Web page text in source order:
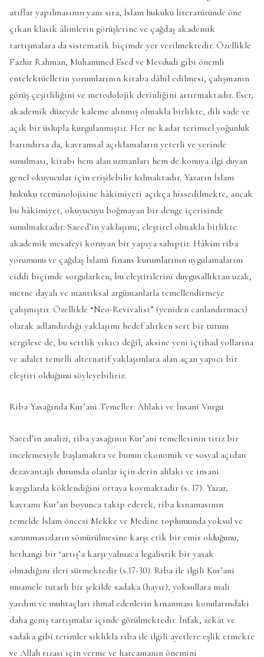
atıflar yapılmasının yanı sıra, İslam hukuku literatüründe öne
çıkan klasik âlimlerin görüşlerine ve çağdaş akademik
tartışmalara da sistematik biçimde yer verilmektedir. Özellikle
Fazlur Rahman, Muhammed Esed ve Mevdudi gibi önemli
entelektüellerin yorumlarının kitaba dâhil edilmesi, çalışmanın
görüş çeşitliliğini ve metodolojik derinliğini artırmaktadır. Eser,
akademik düzeyde kaleme alınmış olmakla birlikte, dili sade ve
açık bir üslupla kurgulanmıştır. Her ne kadar terimsel yoğunluk
barındırsa da, kavramsal açıklamaların yeterli ve yerinde
sunulması, kitabı hem alan uzmanları hem de konuya ilgi duyan
genel okuyucular için erişilebilir kılmaktadır. Yazarın İslam
hukuku terminolojisine hâkimiyeti açıkça hissedilmekte, ancak
bu hâkimiyet, okuyucuyu boğmayan bir denge içerisinde
sunulmaktadır. Saeed’in yaklaşımı, eleştirel olmakla birlikte
akademik mesafeyi koruyan bir yapıya sahiptir. Hâkim riba
yorumunu ve çağdaş İslami finans kurumlarının uygulamalarını
ciddi biçimde sorgularken, bu eleştirilerini duygusallıktan uzak,
metne dayalı ve mantıksal argümanlarla temellendirmeye
çalışmıştır. Özellikle “Neo-Revivalist” (yeniden canlandırmacı)
olarak adlandırdığı yaklaşımı hedef alırken sert bir tutum
sergilese de, bu sertlik yıkıcı değil; aksine yeni içtihad yollarına
ve adalet temelli alternatif yaklaşımlara alan açan yapıcı bir
eleştiri olduğunu söyleyebiliriz.
Riba Yasağında Kur’ani Temeller: Ahlaki ve İnsani Vurgu
Saeed’in analizi, riba yasağının Kur’ani temellerinin titiz bir
incelemesiyle başlamakta ve bunun ekonomik ve sosyal açıdan
dezavantajlı durumda olanlar için derin ahlaki ve insani
kaygılarda köklendiğini ortaya koymaktadır (s. 17). Yazar,
kavramı Kur’an boyunca takip ederek, riba kınamasının
temelde İslam öncesi Mekke ve Medine toplumunda yoksul ve
savunmasızların sömürülmesine karşı etik bir emir olduğunu,
herhangi bir ‘artış’a karşı yalnızca legalistik bir yasak
olmadığını ileri sürmektedir (s.17-30). Riba ile ilgili Kur’ani
muamele tutarlı bir şekilde sadaka (hayır), yoksullara mali
yardım ve muhtaçları ihmal edenlerin kınanması konularındaki
daha geniş tartışmalar içinde görülmektedir. İnfak, zekât ve
sadaka gibi terimler sıklıkla riba ile ilgili ayetlere eşlik etmekte
ve Allah rızası için verme ve harcamanın önemini